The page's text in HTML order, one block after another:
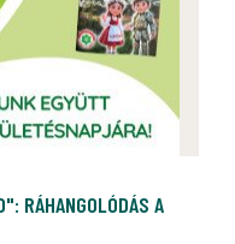
RÁHANGOLÓDÁS A